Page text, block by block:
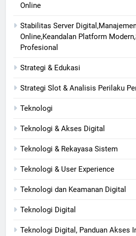
Online
Stabilitas Server
Online,Keandalan Platform
Profesional
Strategi & Edukasi
Strategi Slot & Analisis Perilaku
Teknologi
Teknologi & Akses Digital
Teknologi & Rekayasa Sistem
Teknologi & User Experience
Teknologi dan Keamanan Digital
Teknologi Digital
Teknologi Digital, Panduan Akses